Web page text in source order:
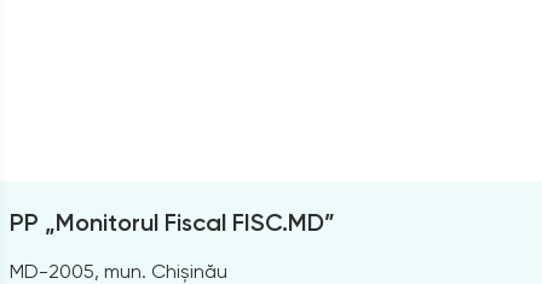
PP „Monitorul Fiscal FISC.MD”
MD-2005, mun. Chișinău